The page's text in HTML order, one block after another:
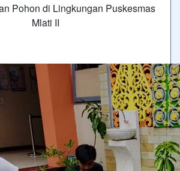
Pohon di Lingkungan Puskesmas
Mlati II